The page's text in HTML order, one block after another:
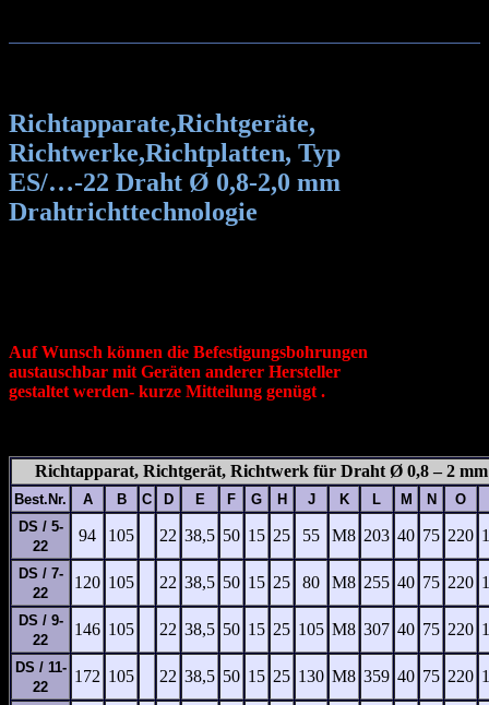
Richtapparate,Richtgeräte,
Richtwerke,Richtplatten, Typ
ES/…-22 Draht Ø 0,8-2,0 mm
Drahtrichttechnologie
Auf Wunsch können die Befestigungsbohrungen
austauschbar mit Geräten anderer Hersteller
gestaltet werden- kurze Mitteilung genügt .
Richtapparat, Richtgerät, Richtwerk für Draht Ø 0,8 – 2 mm
Best.Nr. A B C D E F G H J K L M N
O
DS / 5-
22
94 105 22 38,5 50 15 25 55 M8 203 40 75 220
DS / 7-
22
120 105 22 38,5 50 15 25 80 M8 255 40 75 220
DS / 9-
22
146 105 22 38,5 50 15 25 105 M8 307 40 75 220
DS / 11-
22
172 105 22 38,5 50 15 25 130 M8 359 40 75 220